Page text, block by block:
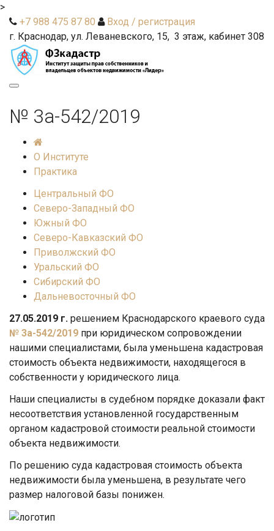
>
+7 988 475 87 80
Вход / регистрация
г. Краснодар, ул. Леваневского, 15, 3 этаж, кабинет 308
navigation
№ 3а-542/2019
О Институте
Практика
Центральный ФО
Северо-Западный ФО
Южный ФО
Северо-Кавказский ФО
Приволжский ФО
Уральский ФО
Сибирский ФО
Дальневосточный ФО
27.05.2019 г. решением Краснодарского краевого суда
№ 3а-542/2019 при юридическом сопровождении
нашими специалистами, была уменьшена кадастровая
стоимость объекта недвижимости, находящегося в
собственности у юридического лица.
Наши специалисты в судебном порядке доказали факт
несоответствия установленной государственным
органом кадастровой стоимости реальной стоимости
объекта недвижимости.
По решению суда кадастровая стоимость объекта
недвижимости была уменьшена, в результате чего
размер налоговой базы понижен.